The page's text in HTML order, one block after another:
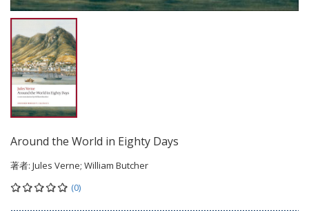
Around the World in Eighty Days
著者: Jules Verne; William Butcher
(0)